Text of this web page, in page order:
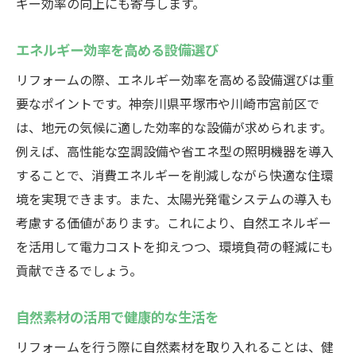
エネルギー効率を高める設備選び
リフォームの際、エネルギー効率を高める設備選びは重
要なポイントです。神奈川県平塚市や川崎市宮前区で
は、地元の気候に適した効率的な設備が求められます。
例えば、高性能な空調設備や省エネ型の照明機器を導入
することで、消費エネルギーを削減しながら快適な住環
境を実現できます。また、太陽光発電システムの導入も
考慮する価値があります。これにより、自然エネルギー
を活用して電力コストを抑えつつ、環境負荷の軽減にも
貢献できるでしょう。
自然素材の活用で健康的な生活を
リフォームを行う際に自然素材を取り入れることは、健